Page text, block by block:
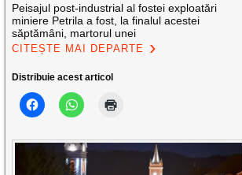
Peisajul post-industrial al fostei exploatări
miniere Petrila a fost, la finalul acestei
săptămâni, martorul unei
CITEȘTE MAI DEPARTE
Distribuie acest articol